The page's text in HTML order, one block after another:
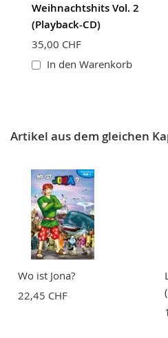
Weihnachtshits Vol. 2
(Playback-CD)
35,00 CHF
In den Warenkorb
Artikel aus dem gleichen
Wo ist Jona?
22,45 CHF